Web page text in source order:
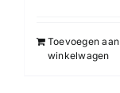
Toevoegen aan
winkelwagen